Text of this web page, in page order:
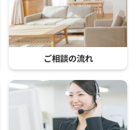
ご相談の流れ